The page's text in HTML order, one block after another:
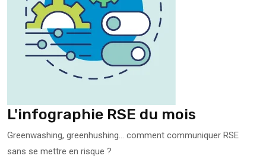
L'infographie RSE du mois
Greenwashing, greenhushing… comment communiquer RSE
sans se mettre en risque ?